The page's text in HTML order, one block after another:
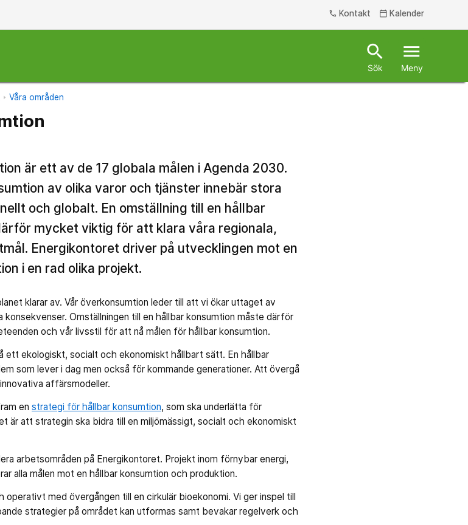
phone Kontakt calendar_today Kalender
search
Sök
menu
Meny
Våra områden
är ett av de 17 globala målen i Agenda 2030.
av olika varor och tjänster innebär stora
och globalt. En omställning till en hållbar
mycket viktig för att klara våra regionala,
Energikontoret driver på utvecklingen mot en
i en rad olika projekt.
klarar av. Vår överkonsumtion leder till att vi ökar uttaget av
Omställningen till en hållbar konsumtion måste därför
och vår livsstil för att nå målen för hållbar konsumtion.
ett ekologiskt, socialt och ekonomiskt hållbart sätt. En hållbar
som lever i dag men också för kommande generationer. Att övergå
affärsmodeller.
en strategi för hållbar konsumtion, som ska underlätta för
är att strategin ska bidra till en miljömässigt, socialt och ekonomiskt
arbetsområden på Energikontoret. Projekt inom förnybar energi,
alla målen mot en hållbar konsumtion och produktion.
med övergången till en cirkulär bioekonomi. Vi ger inspel till
strategier på området kan utformas samt bevakar regelverk och